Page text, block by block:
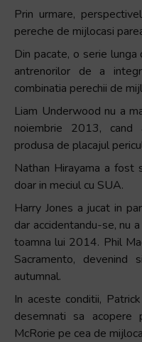
Prin urmare,
pereche de mijlocasi
Din pacate, o serie
antrenorilor de a
combinatia perechii de
Liam Underwood nu a
noiembrie 2013,
produsa de placajul
Nathan Hirayama a fost
doar in meciul cu SUA.
Harry Jones a jucat in
dar accidentandu-se, nu
toamna lui 2014. Phil
Sacramento,
autumnal.
In aceste conditii,
desemnati sa acopere
McRorie pe cea de